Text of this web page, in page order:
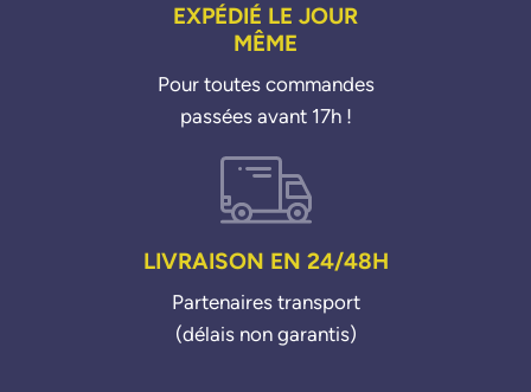
EXPÉDIÉ LE JOUR
MÊME
Pour toutes commandes
passées avant 17h !
LIVRAISON EN 24/48H
Partenaires transport
(délais non garantis)